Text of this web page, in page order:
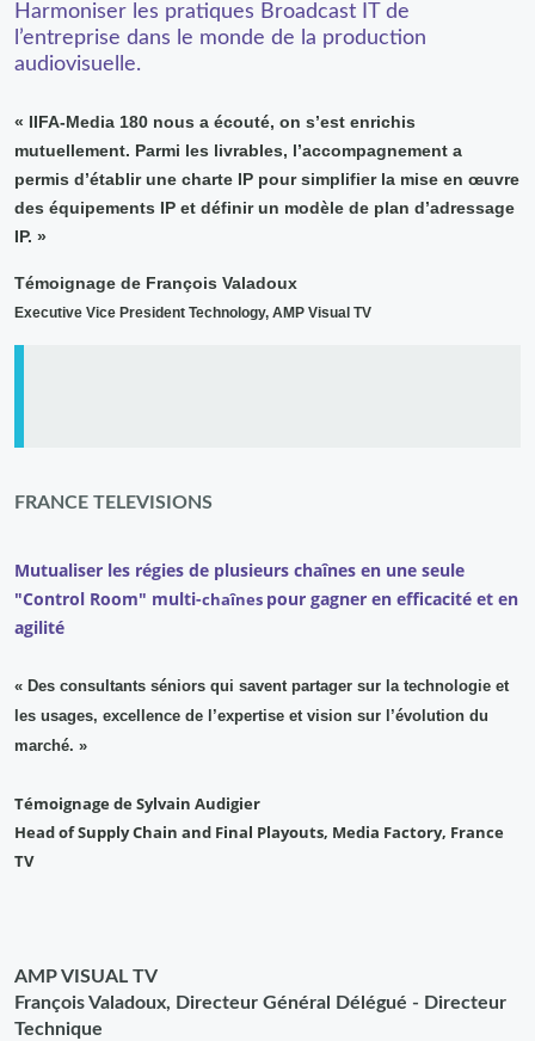
Harmoniser les pratiques Broadcast IT de
l’entreprise dans le monde de la production
audiovisuelle.
« IIFA-Media 180 nous a écouté, on s’est enrichis
mutuellement. Parmi les livrables, l’accompagnement a
permis d’établir une charte IP pour simplifier la mise en œuvre
des équipements IP et définir un modèle de plan d’adressage
IP. »
Témoignage de François Valadoux
Executive Vice President Technology, AMP Visual TV
FRANCE TELEVISIONS
Mutualiser les régies de plusieurs chaînes en une seule
"Control Room" multi-chaînes pour gagner en efficacité et en
agilité
« Des consultants séniors qui savent partager sur la technologie et
les usages, excellence de l’expertise et vision sur l’évolution du
marché. »
Témoignage de Sylvain Audigier
Head of Supply Chain and Final Playouts, Media Factory, France
TV
AMP VISUAL TV
François Valadoux, Directeur Général Délégué - Directeur
Technique